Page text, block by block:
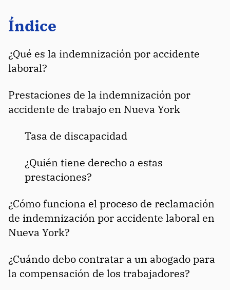
Índice
¿Qué es la indemnización por accidente
laboral?
Prestaciones de la indemnización por
accidente de trabajo en Nueva York
Tasa de discapacidad
¿Quién tiene derecho a estas
prestaciones?
¿Cómo funciona el proceso de reclamación
de indemnización por accidente laboral en
Nueva York?
¿Cuándo debo contratar a un abogado para
la compensación de los trabajadores?